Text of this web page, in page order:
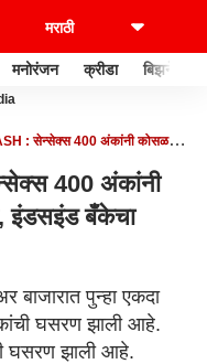
मनोरंजन क्रीडा बिझनेस
: सेन्सेक्स 400 अंकांनी कोसळला,
400 अंकांनी
इंडसइंड बँकेचा
पुन्हा एकदा
घसरण झाली आहे.
घसरण झाली आहे.